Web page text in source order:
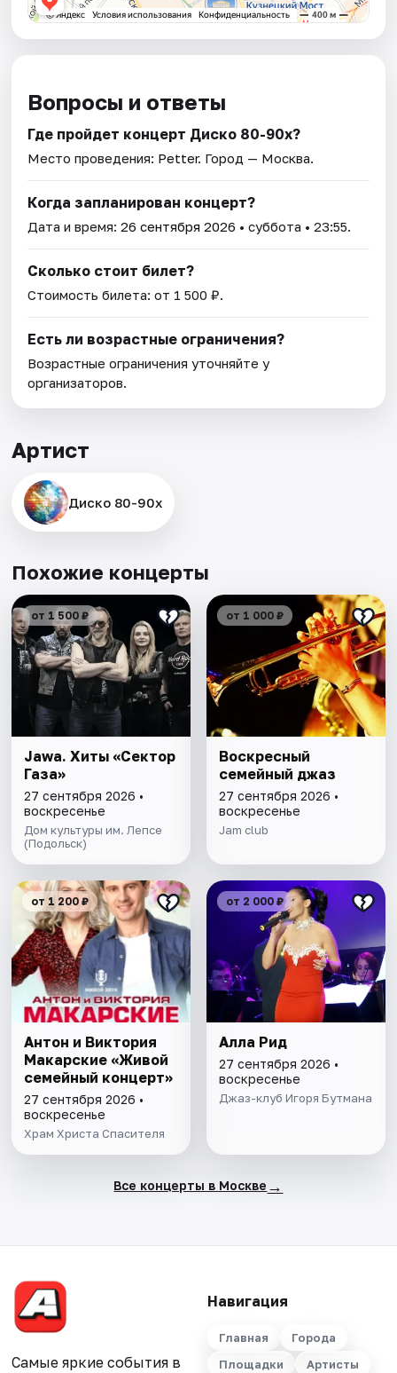
Вопросы и ответы
Где пройдет концерт Диско 80-90х?
Место проведения: Petter. Город — Москва.
Когда запланирован концерт?
Дата и время:26 сентября 2026 • суббота • 23:55.
Сколько стоит билет?
Стоимость билета: от 1 500 ₽.
Есть ли возрастные ограничения?
Возрастные ограничения уточняйте у
организаторов.
Артист
Диско 80-90х
Похожие концерты
от 1 500 ₽
Jawa. Хиты «Сектор
Газа»
27 сентября 2026 •
воскресенье
Дом культуры им. Лепсе
(Подольск)
от 1 000 ₽
Воскресный
семейный джаз
27 сентября 2026 •
воскресенье
Jam club
от 1 200 ₽
Антон и Виктория
Макарские «Живой
семейный концерт»
27 сентября 2026 •
воскресенье
Храм Христа Спасителя
от 2 000 ₽
Алла Рид
27 сентября 2026 •
воскресенье
Джаз-клуб Игоря Бутмана
Все концерты в Москве →
Самые яркие события в
Навигация
Главная
Города
Площадки
Артисты